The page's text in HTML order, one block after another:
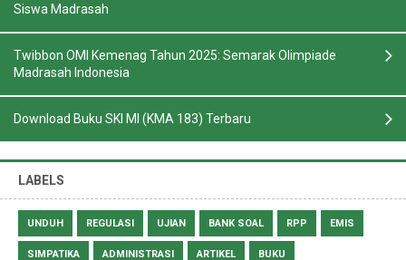
Siswa Madrasah
Twibbon OMI Kemenag Tahun 2025: Semarak Olimpiade
Madrasah Indonesia
Download Buku SKI MI (KMA 183) Terbaru
LABELS
UNDUH REGULASI UJIAN BANK SOAL RPP EMIS
SIMPATIKA ADMINISTRASI ARTIKEL BUKU